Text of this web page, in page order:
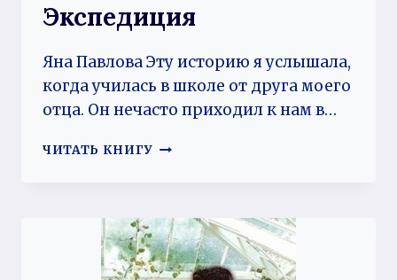
Экспедиция
Яна Павлова Эту историю я услышала,
когда училась в школе от друга моего
отца. Он нечасто приходил к нам в…
ЧИТАТЬ КНИГУ ЭКСПЕДИЦИЯ